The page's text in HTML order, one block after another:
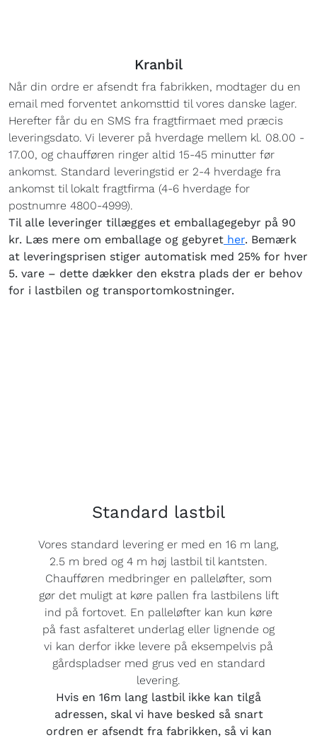
Kranbil
Når din ordre er afsendt fra fabrikken, modtager du en
email med forventet ankomsttid til vores danske lager.
Herefter får du en SMS fra fragtfirmaet med præcis
leveringsdato. Vi leverer på hverdage mellem kl. 08.00 -
17.00, og chaufføren ringer altid 15-45 minutter før
ankomst. Standard leveringstid er 2-4 hverdage fra
ankomst til lokalt fragtfirma (4-6 hverdage for
postnumre 4800-4999).
Til alle leveringer tillægges et emballagegebyr på 90
kr. Læs mere om emballage og gebyret her. Bemærk
at leveringsprisen stiger automatisk med 25% for hver
5. vare – dette dækker den ekstra plads der er behov
for i lastbilen og transportomkostninger.
Standard lastbil
Vores standard levering er med en 16 m lang,
2.5 m bred og 4 m høj lastbil til kantsten.
Chaufføren medbringer en palleløfter, som
gør det muligt at køre pallen fra lastbilens lift
ind på fortovet. En palleløfter kan kun køre
på fast asfalteret underlag eller lignende og
vi kan derfor ikke levere på eksempelvis på
gårdspladser med grus ved en standard
levering.
Hvis en 16m lang lastbil ikke kan tilgå
adressen, skal vi have besked så snart
ordren er afsendt fra fabrikken, så vi kan